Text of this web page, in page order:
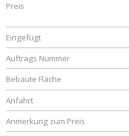
Preis
Eingefügt
Auftrags Nummer
Bebaute Fläche
Anfahrt
Anmerkung zum Preis